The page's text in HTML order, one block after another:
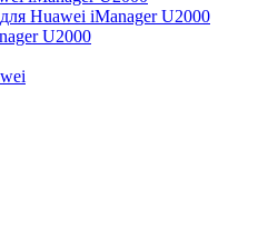
Huawei iManager U2000
U2000